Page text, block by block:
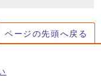
ページの先頭へ戻る